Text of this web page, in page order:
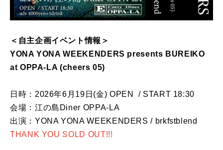
＜自主企画イベント情報＞
YONA YONA WEEKENDERS presents BUREIKO
at OPPA-LA (cheers 05)
日時：2026年6月19日(金) OPEN / START 18:30
会場：江の島Diner OPPA-LA
出演：YONA YONA WEEKENDERS / brkfstblend
THANK YOU SOLD OUT!!!